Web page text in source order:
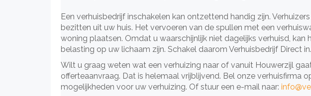
Een verhuisbedrijf inschakelen kan ontzettend handig zijn.
bezitten uit uw huis. Het vervoeren van de spullen met een
woning plaatsen. Omdat u waarschijnlijk niet dagelijks verhuisd,
belasting op uw lichaam zijn. Schakel daarom Verhuisbedrijf Direct in.
Wilt u graag weten wat een verhuizing naar of vanuit Houwerzijl
offerteaanvraag. Dat is helemaal vrijblijvend. Bel onze verhuisfirma
mogelijkheden voor uw verhuizing. Of stuur een e-mail naar: